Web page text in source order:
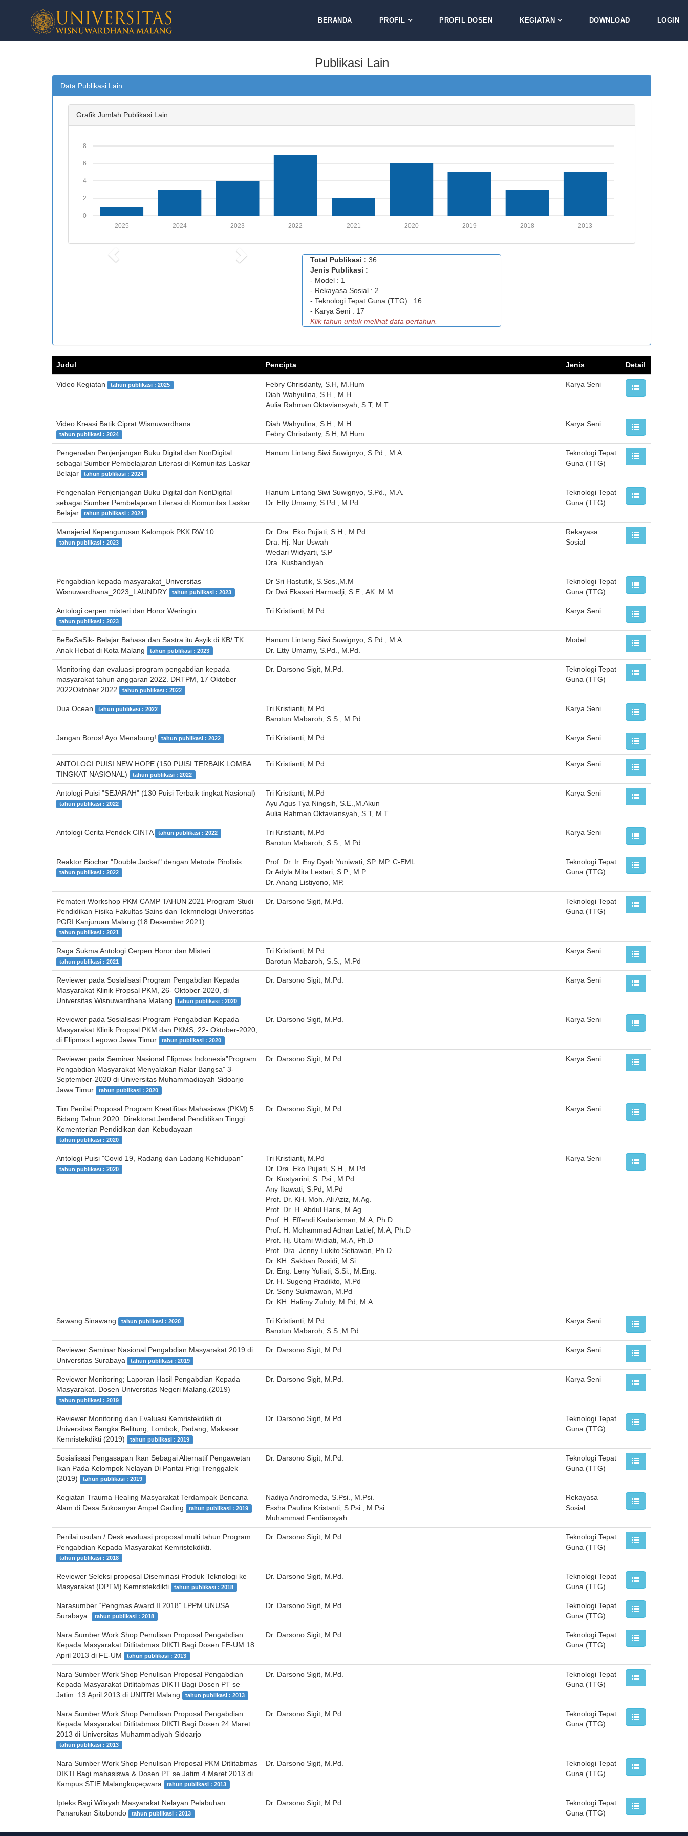
BERANDA PROFIL PROFIL DOSEN KEGIATAN DOWNLOAD LOGIN
Publikasi Lain
Data Publikasi Lain
Grafik Jumlah Publikasi Lain
0
2
4
6
8
2013
2018
2019
2020
2021
2022
2023
2024
2025
1 Publikasi Lain
Previous Next Total Publikasi : 36
Jenis Publikasi :
- Model : 1
- Rekayasa Sosial : 2
- Teknologi Tepat Guna (TTG) : 16
- Karya Seni : 17
Klik tahun untuk melihat data pertahun.
Judul Pencipta Jenis Detail
Video Kegiatan tahun publikasi : 2025
Febry Chrisdanty, S.H, M.Hum
Diah Wahyulina, S.H., M.H
Aulia Rahman Oktaviansyah, S.T, M.T.
Karya Seni
Video Kreasi Batik Ciprat Wisnuwardhana
tahun publikasi : 2024
Diah Wahyulina, S.H., M.H
Febry Chrisdanty, S.H, M.Hum
Karya Seni
Pengenalan Penjenjangan Buku Digital dan NonDigital
sebagai Sumber Pembelajaran Literasi di Komunitas Laskar
Belajar
tahun publikasi : 2024
Hanum Lintang Siwi Suwignyo, S.Pd., M.A.
Teknologi Tepat
Guna (TTG)
Pengenalan Penjenjangan Buku Digital dan NonDigital
sebagai Sumber Pembelajaran Literasi di Komunitas Laskar
Belajar
tahun publikasi : 2024
Hanum Lintang Siwi Suwignyo, S.Pd., M.A.
Dr. Etty Umamy, S.Pd., M.Pd.
Teknologi Tepat
Guna (TTG)
Manajerial Kepengurusan Kelompok PKK RW 10
tahun publikasi : 2023
Dr. Dra. Eko Pujiati, S.H., M.Pd.
Dra. Hj. Nur Uswah
Wedari Widyarti, S.P
Dra. Kusbandiyah
Rekayasa
Sosial
Pengabdian kepada masyarakat_Universitas
Wisnuwardhana_2023_LAUNDRY
tahun publikasi : 2023
Dr Sri Hastutik, S.Sos.,M.M
Dr Dwi Ekasari Harmadji, S.E., AK. M.M
Teknologi Tepat
Guna (TTG)
Antologi cerpen misteri dan Horor Weringin
tahun publikasi : 2023
Tri Kristianti, M.Pd Karya Seni
BeBaSaSik- Belajar Bahasa dan Sastra itu Asyik di KB/ TK
Anak Hebat di Kota Malang
tahun publikasi : 2023
Hanum Lintang Siwi Suwignyo, S.Pd., M.A.
Dr. Etty Umamy, S.Pd., M.Pd.
Model
Monitoring dan evaluasi program pengabdian kepada
masyarakat tahun anggaran 2022. DRTPM, 17 Oktober
2022Oktober 2022
tahun publikasi : 2022
Dr. Darsono Sigit, M.Pd.
Teknologi Tepat
Guna (TTG)
Dua Ocean tahun publikasi : 2022
Tri Kristianti, M.Pd
Barotun Mabaroh, S.S., M.Pd
Karya Seni
Jangan Boros! Ayo Menabung! tahun publikasi : 2022 Tri Kristianti, M.Pd Karya Seni
ANTOLOGI PUISI NEW HOPE (150 PUISI TERBAIK LOMBA
TINGKAT NASIONAL)
tahun publikasi : 2022
Tri Kristianti, M.Pd Karya Seni
Antologi Puisi "SEJARAH" (130 Puisi Terbaik tingkat Nasional)
tahun publikasi : 2022
Tri Kristianti, M.Pd
Ayu Agus Tya Ningsih, S.E.,M.Akun
Aulia Rahman Oktaviansyah, S.T, M.T.
Karya Seni
Antologi Cerita Pendek CINTA tahun publikasi : 2022
Tri Kristianti, M.Pd
Barotun Mabaroh, S.S., M.Pd
Karya Seni
Reaktor Biochar "Double Jacket" dengan Metode Pirolisis
tahun publikasi : 2022
Prof. Dr. Ir. Eny Dyah Yuniwati, SP. MP. C-EML
Dr Adyla Mita Lestari, S.P., M.P.
Dr. Anang Listiyono, MP.
Teknologi Tepat
Guna (TTG)
Pemateri Workshop PKM CAMP TAHUN 2021 Program Studi
Pendidikan Fisika Fakultas Sains dan Tekmnologi Universitas
PGRI Kanjuruan Malang (18 Desember 2021)
tahun publikasi : 2021
Dr. Darsono Sigit, M.Pd.
Teknologi Tepat
Guna (TTG)
Raga Sukma Antologi Cerpen Horor dan Misteri
tahun publikasi : 2021
Tri Kristianti, M.Pd
Barotun Mabaroh, S.S., M.Pd
Karya Seni
Reviewer pada Sosialisasi Program Pengabdian Kepada
Masyarakat Klinik Propsal PKM, 26- Oktober-2020, di
Universitas Wisnuwardhana Malang
tahun publikasi : 2020
Dr. Darsono Sigit, M.Pd. Karya Seni
Reviewer pada Sosialisasi Program Pengabdian Kepada
Masyarakat Klinik Propsal PKM dan PKMS, 22- Oktober-2020,
di Flipmas Legowo Jawa Timur
tahun publikasi : 2020
Dr. Darsono Sigit, M.Pd. Karya Seni
Reviewer pada Seminar Nasional Flipmas Indonesia”Program
Pengabdian Masyarakat Menyalakan Nalar Bangsa” 3-
September-2020 di Universitas Muhammadiayah Sidoarjo
Jawa Timur
tahun publikasi : 2020
Dr. Darsono Sigit, M.Pd. Karya Seni
Tim Penilai Proposal Program Kreatifitas Mahasiswa (PKM) 5
Bidang Tahun 2020. Direktorat Jenderal Pendidikan Tinggi
Kementerian Pendidikan dan Kebudayaan
tahun publikasi : 2020
Dr. Darsono Sigit, M.Pd. Karya Seni
Antologi Puisi "Covid 19, Radang dan Ladang Kehidupan"
tahun publikasi : 2020
Tri Kristianti, M.Pd
Dr. Dra. Eko Pujiati, S.H., M.Pd.
Dr. Kustyarini, S. Psi., M.Pd.
Any Ikawati, S.Pd, M.Pd
Prof. Dr. KH. Moh. Ali Aziz, M.Ag.
Prof. Dr. H. Abdul Haris, M.Ag.
Prof. H. Effendi Kadarisman, M.A, Ph.D
Prof. H. Mohammad Adnan Latief, M.A, Ph.D
Prof. Hj. Utami Widiati, M.A, Ph.D
Prof. Dra. Jenny Lukito Setiawan, Ph.D
Dr. KH. Sakban Rosidi, M.Si
Dr. Eng. Leny Yuliati, S.Si., M.Eng.
Dr. H. Sugeng Pradikto, M.Pd
Dr. Sony Sukmawan, M.Pd
Dr. KH. Halimy Zuhdy, M.Pd, M.A
Karya Seni
Sawang Sinawang tahun publikasi : 2020
Tri Kristianti, M.Pd
Barotun Mabaroh, S.S.,M.Pd
Karya Seni
Reviewer Seminar Nasional Pengabdian Masyarakat 2019 di
Universitas Surabaya
tahun publikasi : 2019
Dr. Darsono Sigit, M.Pd. Karya Seni
Reviewer Monitoring; Laporan Hasil Pengabdian Kepada
Masyarakat. Dosen Universitas Negeri Malang.(2019)
tahun publikasi : 2019
Dr. Darsono Sigit, M.Pd. Karya Seni
Reviewer Monitoring dan Evaluasi Kemristekdikti di
Universitas Bangka Belitung; Lombok; Padang; Makasar
Kemristekdikti (2019)
tahun publikasi : 2019
Dr. Darsono Sigit, M.Pd.
Teknologi Tepat
Guna (TTG)
Sosialisasi Pengasapan Ikan Sebagai Alternatif Pengawetan
Ikan Pada Kelompok Nelayan Di Pantai Prigi Trenggalek
(2019)
tahun publikasi : 2019
Dr. Darsono Sigit, M.Pd.
Teknologi Tepat
Guna (TTG)
Kegiatan Trauma Healing Masyarakat Terdampak Bencana
Alam di Desa Sukoanyar Ampel Gading
tahun publikasi : 2019
Nadiya Andromeda, S.Psi., M.Psi.
Essha Paulina Kristanti, S.Psi., M.Psi.
Muhammad Ferdiansyah
Rekayasa
Sosial
Penilai usulan / Desk evaluasi proposal multi tahun Program
Pengabdian Kepada Masyarakat Kemristekdikti.
tahun publikasi : 2018
Dr. Darsono Sigit, M.Pd.
Teknologi Tepat
Guna (TTG)
Reviewer Seleksi proposal Diseminasi Produk Teknologi ke
Masyarakat (DPTM) Kemristekdikti
tahun publikasi : 2018
Dr. Darsono Sigit, M.Pd.
Teknologi Tepat
Guna (TTG)
Narasumber “Pengmas Award II 2018” LPPM UNUSA
Surabaya.
tahun publikasi : 2018
Dr. Darsono Sigit, M.Pd.
Teknologi Tepat
Guna (TTG)
Nara Sumber Work Shop Penulisan Proposal Pengabdian
Kepada Masyarakat Ditlitabmas DIKTI Bagi Dosen FE-UM 18
April 2013 di FE-UM
tahun publikasi : 2013
Dr. Darsono Sigit, M.Pd.
Teknologi Tepat
Guna (TTG)
Nara Sumber Work Shop Penulisan Proposal Pengabdian
Kepada Masyarakat Ditlitabmas DIKTI Bagi Dosen PT se
Jatim. 13 April 2013 di UNITRI Malang
tahun publikasi : 2013
Dr. Darsono Sigit, M.Pd.
Teknologi Tepat
Guna (TTG)
Nara Sumber Work Shop Penulisan Proposal Pengabdian
Kepada Masyarakat Ditlitabmas DIKTI Bagi Dosen 24 Maret
2013 di Universitas Muhammadiyah Sidoarjo
tahun publikasi : 2013
Dr. Darsono Sigit, M.Pd.
Teknologi Tepat
Guna (TTG)
Nara Sumber Work Shop Penulisan Proposal PKM Ditlitabmas
DIKTI Bagi mahasiswa & Dosen PT se Jatim 4 Maret 2013 di
Kampus STIE Malangkuçeçwara
tahun publikasi : 2013
Dr. Darsono Sigit, M.Pd.
Teknologi Tepat
Guna (TTG)
Ipteks Bagi Wilayah Masyarakat Nelayan Pelabuhan
Panarukan Situbondo
tahun publikasi : 2013
Dr. Darsono Sigit, M.Pd.
Teknologi Tepat
Guna (TTG)